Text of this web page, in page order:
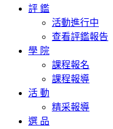
評 鑑
活動進行中
查看評鑑報告
學 院
課程報名
課程報導
活 動
精采報導
選 品